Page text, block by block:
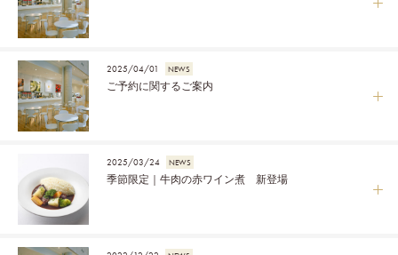
2025/04/01 NEWS
ご予約に関するご案内
2025/03/24 NEWS
季節限定｜牛肉の赤ワイン煮 新登場